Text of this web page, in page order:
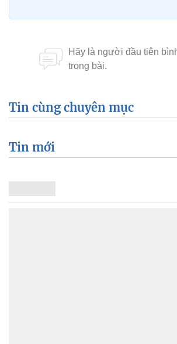
Tin cùng chuyên mục
Tin mới